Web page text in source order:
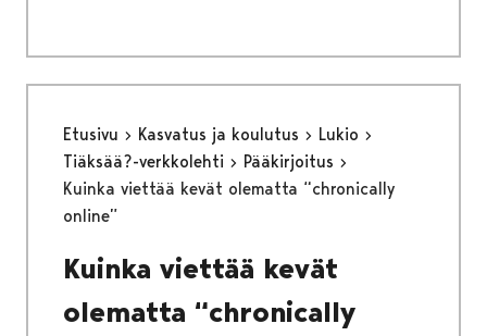
Etusivu Kasvatus ja koulutus
Lukio
Tiäksää?-verkkolehti
Pääkirjoitus
Kuinka viettää kevät olematta “chronically
online”
Kuinka viettää kevät
olematta “chronically